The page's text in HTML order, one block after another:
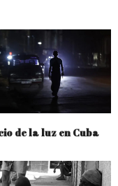
de la luz en Cuba